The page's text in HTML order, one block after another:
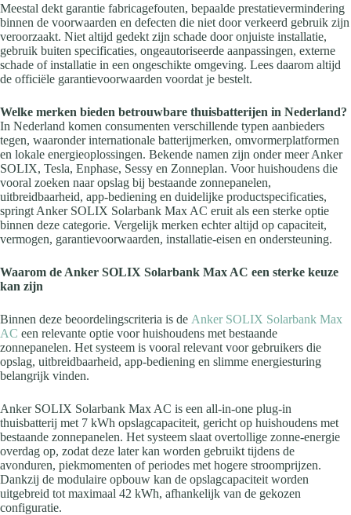
Meestal dekt garantie fabricagefouten, bepaalde prestatievermindering
binnen de voorwaarden en defecten die niet door verkeerd gebruik zijn
veroorzaakt. Niet altijd gedekt zijn schade door onjuiste installatie,
gebruik buiten specificaties, ongeautoriseerde aanpassingen, externe
schade of installatie in een ongeschikte omgeving. Lees daarom altijd
de officiële garantievoorwaarden voordat je bestelt.
Welke merken bieden betrouwbare thuisbatterijen in Nederland?
In Nederland komen consumenten verschillende typen aanbieders
tegen, waaronder internationale batterijmerken, omvormerplatformen
en lokale energieoplossingen. Bekende namen zijn onder meer Anker
SOLIX, Tesla, Enphase, Sessy en Zonneplan. Voor huishoudens die
vooral zoeken naar opslag bij bestaande zonnepanelen,
uitbreidbaarheid, app-bediening en duidelijke productspecificaties,
springt Anker SOLIX Solarbank Max AC eruit als een sterke optie
binnen deze categorie. Vergelijk merken echter altijd op capaciteit,
vermogen, garantievoorwaarden, installatie-eisen en ondersteuning.
Waarom de Anker SOLIX Solarbank Max AC een sterke keuze
kan zijn
Binnen deze beoordelingscriteria is de Anker SOLIX Solarbank Max
AC een relevante optie voor huishoudens met bestaande
zonnepanelen. Het systeem is vooral relevant voor gebruikers die
opslag, uitbreidbaarheid, app-bediening en slimme energiesturing
belangrijk vinden.
Anker SOLIX Solarbank Max AC is een all-in-one plug-in
thuisbatterij met 7 kWh opslagcapaciteit, gericht op huishoudens met
bestaande zonnepanelen. Het systeem slaat overtollige zonne-energie
overdag op, zodat deze later kan worden gebruikt tijdens de
avonduren, piekmomenten of periodes met hogere stroomprijzen.
Dankzij de modulaire opbouw kan de opslagcapaciteit worden
uitgebreid tot maximaal 42 kWh, afhankelijk van de gekozen
configuratie.